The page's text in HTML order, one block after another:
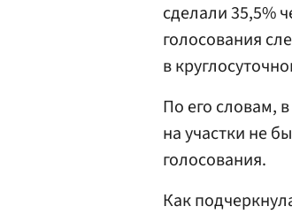
сделали 35,5%
голосования
в
По его словам,
на участки не
голосования.
Как